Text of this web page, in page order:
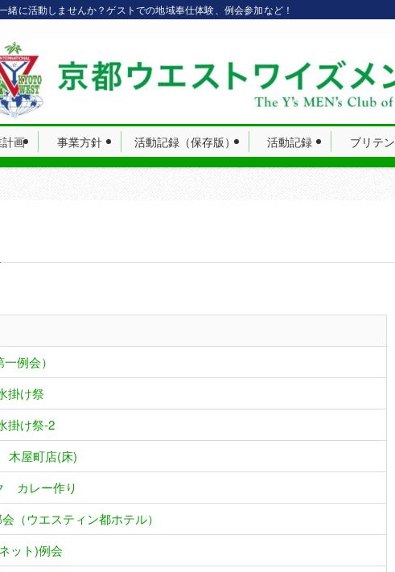
に活動しませんか？ゲストでの地域奉仕体験、例会参加など！
画 事業方針 活動記録（保存版） 活動記録 ブリテン
例会）
掛け祭
掛け祭-2
木屋町店(床)
カレー作り
（ウエスティン都ホテル）
ット)例会